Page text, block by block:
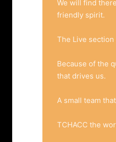
We will find
friendly spirit.
The Live
Because of the
that drives us.
A small team
TCHACC the